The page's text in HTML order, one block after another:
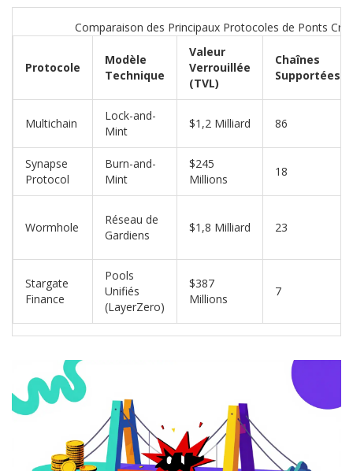
Comparaison des Principaux Protocoles de Ponts
Protocole
Modèle
Technique
Valeur
Verrouillée
(TVL)
Chaînes
Supportées
Multichain
Lock-and-
Mint
$1,2 Milliard 86
Synapse
Protocol
Burn-and-
Mint
$245
Millions
18
Wormhole
Réseau de
Gardiens
$1,8 Milliard 23
Stargate
Finance
Pools
Unifiés
(LayerZero)
$387
Millions
7